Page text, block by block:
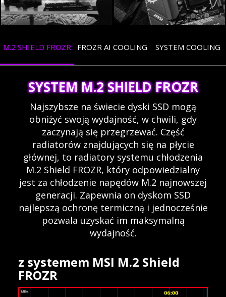
M.2 SHIELD FROZR FROZR AI COOLING SYSTEM COOLING
SYSTEM M.2 SHIELD FROZR
Najszybsze na świecie dyski SSD mogą
obniżyć swoją wydajność, w chwili, gdy
zaczynają się przegrzewać. Część
radiatorów znajdujących się na płycie
głównej, to radiatory systemu chłodzenia
M.2 Shield FROZR, który odpowiedzialny
jest za chłodzenie napędów M.2 najnowszej
generacji. Zapewnia on dyskom SSD
najlepszą ochronę termiczną i jednocześnie
pozwala uzyskać im maksymalną
wydajność.
z systemem MSI M.2 Shield
FROZR